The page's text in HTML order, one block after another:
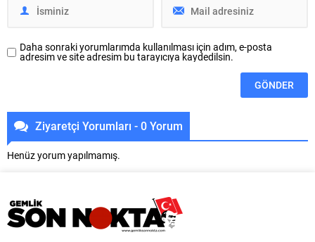
Daha sonraki yorumlarımda kullanılması için adım, e-posta
adresim ve site adresim bu tarayıcıya kaydedilsin.
Ziyaretçi Yorumları - 0 Yorum
Henüz yorum yapılmamış.